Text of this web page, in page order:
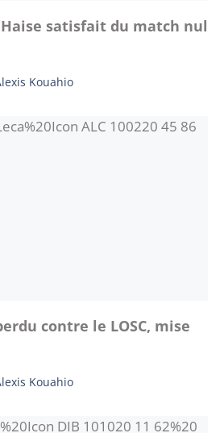
Haise satisfait du match nul
Kouahio
contre le LOSC, mise
Kouahio